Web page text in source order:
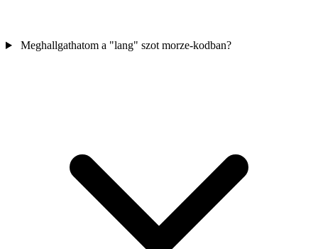
Meghallgathatom a "lang" szot morze-kodban?